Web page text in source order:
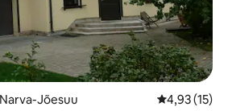
Jõesuu
4,93 (15)